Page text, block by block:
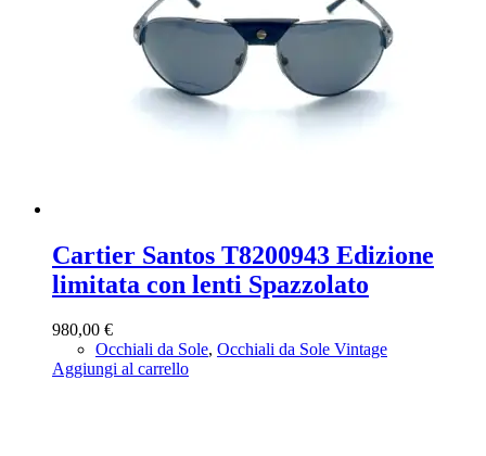
Cartier Santos T8200943 Edizione
limitata con lenti Spazzolato
980,00 €
Occhiali da Sole, Occhiali da Sole Vintage
Aggiungi al carrello